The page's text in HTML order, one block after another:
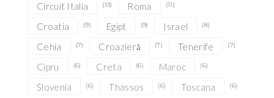
Circuit Italia (13) Roma (11)
Croatia (9) Egipt (9) Israel (8)
Cehia (7) Croazieră (7) Tenerife (7)
Cipru (6) Creta (6) Maroc (6)
Slovenia (6) Thassos (6) Toscana (6)